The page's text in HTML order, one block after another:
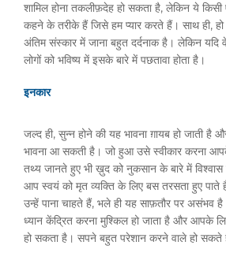
शामिल होना तकलीफ़देह हो सकता है, लेकिन ये किसी
कहने के तरीके हैं जिसे हम प्यार करते हैं। साथ ही,
अंतिम संस्कार में जाना बहुत दर्दनाक है। लेकिन यदि
लोगों को भविष्य में इसके बारे में पछतावा होता है।
इनकार
जल्द ही, सुन्न होने की यह भावना ग़ायब हो जाती है
भावना आ सकती है। जो हुआ उसे स्वीकार करना
तथ्य जानते हुए भी ख़ुद को नुकसान के बारे में विश्वास
आप स्वयं को मृत व्यक्ति के लिए बस तरसता हुए
उन्हें पाना चाहते हैं, भले ही यह साफ़तौर पर असंभव
ध्यान केंद्रित करना मुश्किल हो जाता है और आपके
हो सकता है। सपने बहुत परेशान करने वाले हो सकते